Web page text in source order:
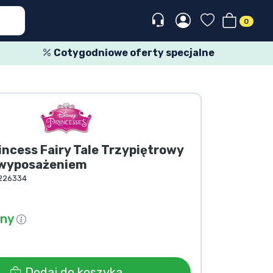
0
Cotygodniowe oferty specjalne
Fairy Tale Trzypiętrowy